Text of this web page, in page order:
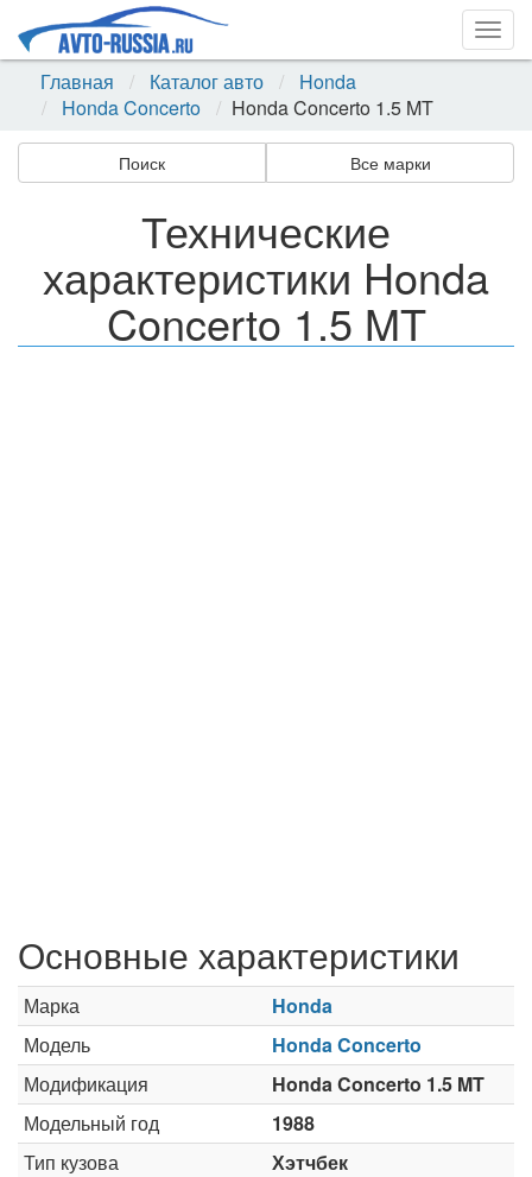
Главная
Каталог авто
Honda
Honda Concerto
Honda Concerto 1.5 MT
Поиск Все марки
Технические
характеристики Honda
Concerto 1.5 MT
Основные характеристики
Марка
Honda
Модель
Honda Concerto
Модификация
Honda Concerto 1.5 MT
Модельный год
1988
Тип кузова
Хэтчбек